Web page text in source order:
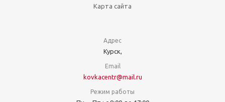
Карта сайта
Адрес
Курск,
Email
kovkacentr@mail.ru
Режим работы